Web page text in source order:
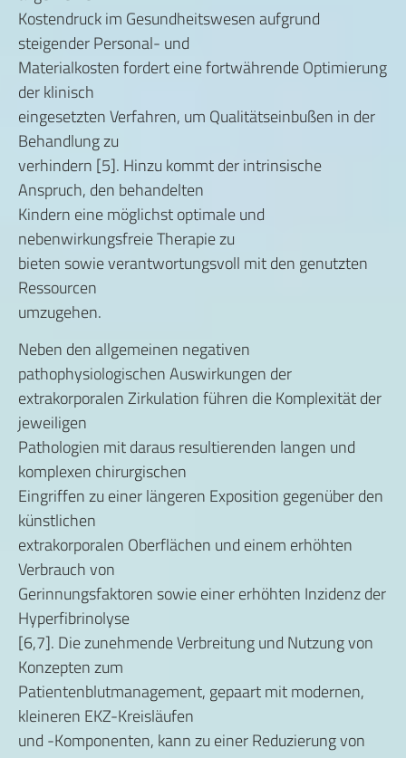
Kostendruck im Gesundheitswesen aufgrund
steigender Personal- und
Materialkosten fordert eine fortwährende Optimierung
der klinisch
eingesetzten Verfahren, um Qualitätseinbußen in der
Behandlung zu
verhindern [5]. Hinzu kommt der intrinsische
Anspruch, den behandelten
Kindern eine möglichst optimale und
nebenwirkungsfreie Therapie zu
bieten sowie verantwortungsvoll mit den genutzten
Ressourcen
umzugehen.
Neben den allgemeinen negativen
pathophysiologischen Auswirkungen der
extrakorporalen Zirkulation führen die Komplexität der
jeweiligen
Pathologien mit daraus resultierenden langen und
komplexen chirurgischen
Eingriffen zu einer längeren Exposition gegenüber den
künstlichen
extrakorporalen Oberflächen und einem erhöhten
Verbrauch von
Gerinnungsfaktoren sowie einer erhöhten Inzidenz der
Hyperfibrinolyse
[6,7]. Die zunehmende Verbreitung und Nutzung von
Konzepten zum
Patientenblutmanagement, gepaart mit modernen,
kleineren EKZ-Kreisläufen
und -Komponenten, kann zu einer Reduzierung von